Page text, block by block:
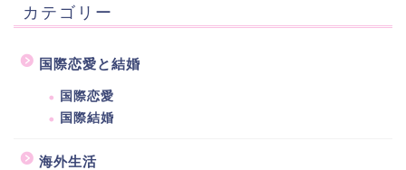
カテゴリー
国際恋愛と結婚
国際恋愛
国際結婚
海外生活